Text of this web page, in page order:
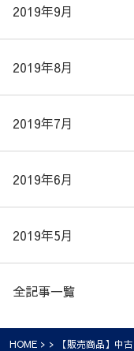
2019年9月
2019年8月
2019年7月
2019年6月
2019年5月
全記事一覧
HOME > > 【販売商品】中